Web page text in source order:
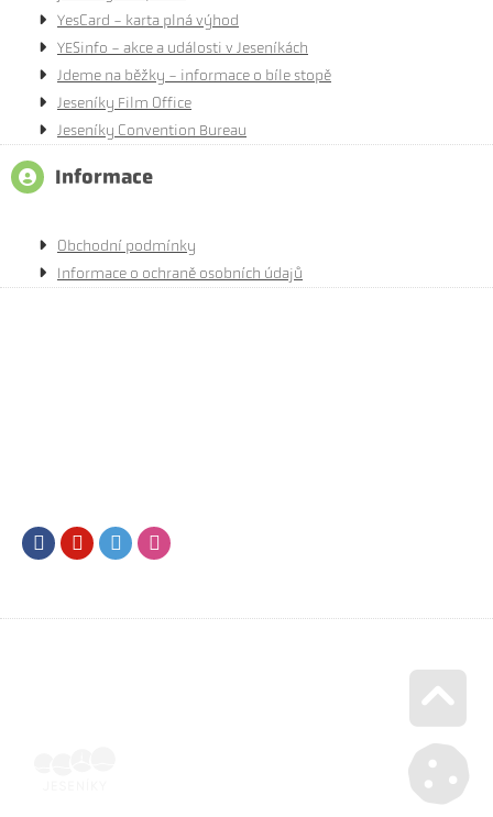
YesCard - karta plná výhod
YESinfo - akce a události v Jeseníkách
Jdeme na běžky - informace o bíle stopě
Jeseníky Film Office
Jeseníky Convention Bureau
Informace
Obchodní podmínky
Informace o ochraně osobních údajů
FacebookYoutubeTwitter
Go